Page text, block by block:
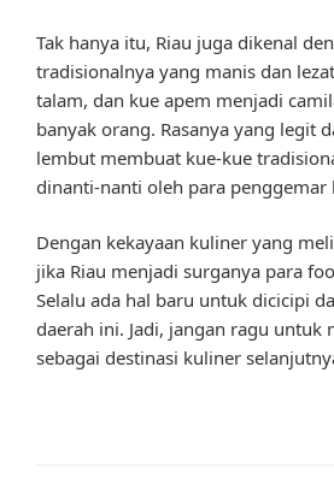
Tak hanya itu, Riau juga dikenal
tradisionalnya yang manis dan
talam, dan kue apem menjadi
banyak orang. Rasanya yang legit
lembut membuat kue-kue
dinanti-nanti oleh para penggemar
Dengan kekayaan kuliner yang
jika Riau menjadi surganya para
Selalu ada hal baru untuk dicicipi
daerah ini. Jadi, jangan ragu untuk
sebagai destinasi kuliner